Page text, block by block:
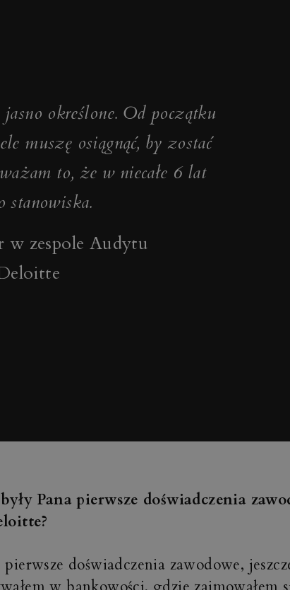
określone. Od początku
muszę osiągnąć, by zostać
to, że w niecałe 6 lat
stanowiska.
w zespole Audytu
Pana pierwsze doświadczenia
pierwsze doświadczenia zawodowe,